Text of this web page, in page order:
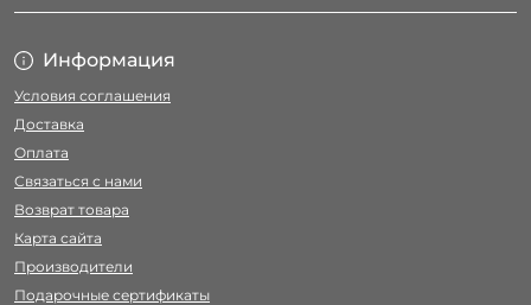
Информация
Условия соглашения
Доставка
Оплата
Связаться с нами
Возврат товара
Карта сайта
Производители
Подарочные сертификаты